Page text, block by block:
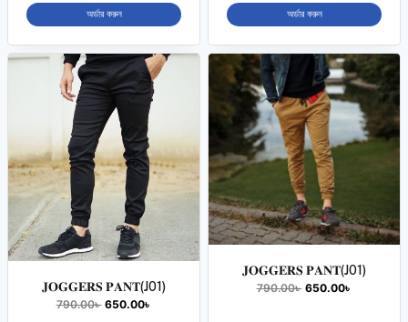
অর্ডার করুন অর্ডার করুন
𝐉𝐎𝐆𝐆𝐄𝐑𝐒 𝐏𝐀𝐍𝐓(J01)
790.00৳ 650.00৳
𝐉𝐎𝐆𝐆𝐄𝐑𝐒 𝐏𝐀𝐍𝐓(J01)
790.00৳ 650.00৳